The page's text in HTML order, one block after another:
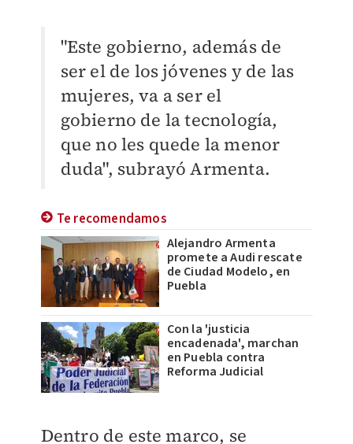
"Este gobierno, además de
ser el de los jóvenes y de las
mujeres, va a ser el
gobierno de la tecnología,
que no les quede la menor
duda", subrayó Armenta.
Te recomendamos
Alejandro Armenta
promete a Audi rescate
de Ciudad Modelo, en
Puebla
Con la 'justicia
encadenada', marchan
en Puebla contra
Reforma Judicial
Dentro de este marco, se